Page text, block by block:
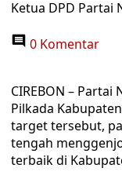
Ketua DPD Partai
0 Komentar
CIREBON –
Pilkada
target tersebut,
tengah
terbaik di